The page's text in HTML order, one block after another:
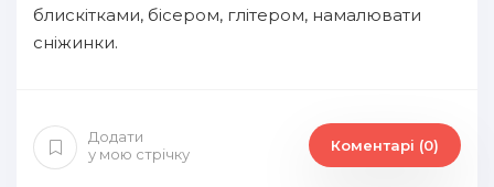
блискітками, бісером, глітером, намалювати
сніжинки.
Додати
у мою стрічку
Коментарі (0)